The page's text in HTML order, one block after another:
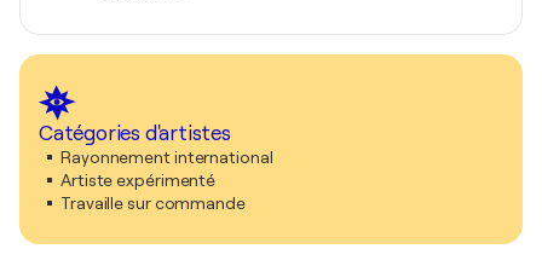
Catégories d'artistes
Rayonnement international
Artiste expérimenté
Travaille sur commande